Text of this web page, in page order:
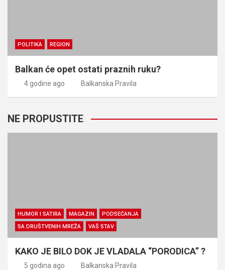
POLITIKA REGION
Balkan će opet ostati praznih ruku?
4 godine ago Balkanska Pravila
NE PROPUSTITE
HUMOR I SATIRA MAGAZIN
PODSEĆANJA
SA DRUŠTVENIH MREŽA
VAŠ STAV
KAKO JE BILO DOK JE VLADALA “PORODICA” ?
5 godina ago Balkanska Pravila